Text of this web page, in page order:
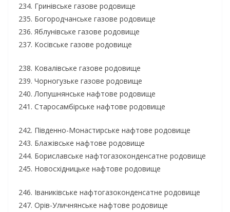
234. Гринівське газове родовище
235. Богородчанське газове родовище
236. Яблунівське газове родовище
237. Косівське газове родовище
238. Ковалівське газове родовище
239. Чорногузьке газове родовище
240. Лопушнянське нафтове родовище
241. Старосамбірське нафтове родовище
242. Південно-Монастирське нафтове родовище
243. Блажівське нафтове родовище
244. Бориславське нафтогазоконденсатне родовище
245. Новосхідницьке нафтове родовище
246. Іваниківське нафтогазоконденсатне родовище
247. Орів-Уличнянське нафтове родовище